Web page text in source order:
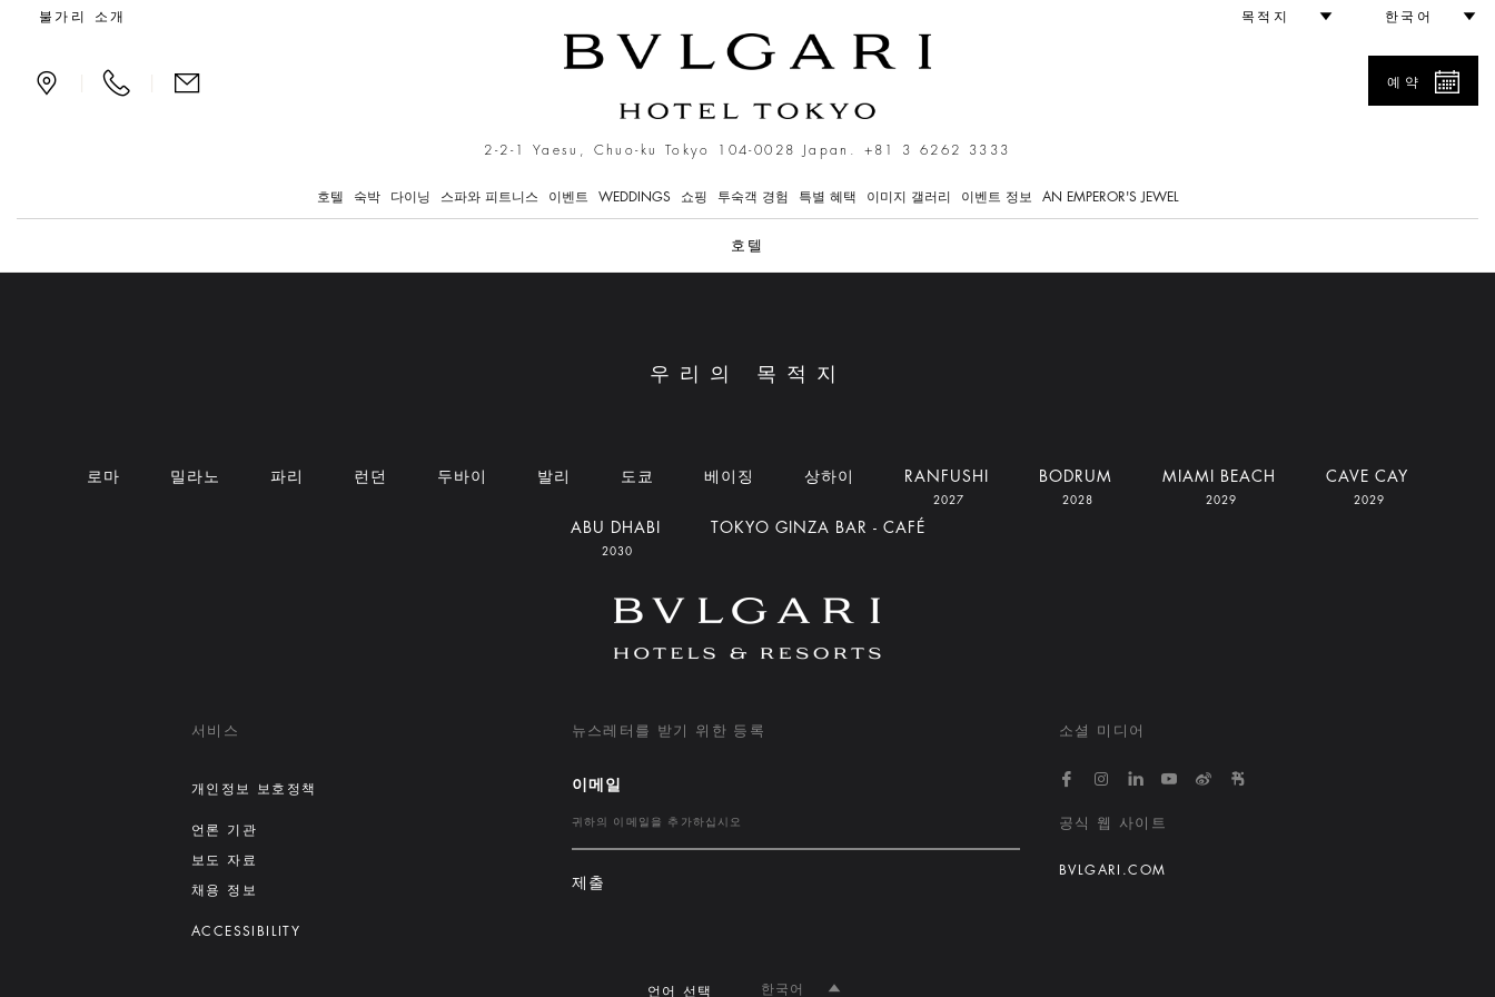
호텔
불가리 소개 목적지 한국어
2-2-1 Yaesu, Chuo-ku Tokyo 104-0028 Japan. +81 3 6262 3333
예약
호텔 숙박 다이닝 스파와 피트니스 이벤트 WEDDINGS 쇼핑 투숙객 경험 특별 혜택 이미지 갤러리 이벤트 정보 AN EMPEROR'S JEWEL
호텔
우리의 목적지
로마 밀라노 파리 런던 두바이 발리 도쿄 베이징 상하이 RANFUSHI
2027
BODRUM
2028
MIAMI BEACH
2029
CAVE CAY
2029
ABU DHABI
2030
TOKYO GINZA BAR - CAFÉ
서비스
개인정보 보호정책
언론 기관
보도 자료
채용 정보
ACCESSIBILITY
뉴스레터를 받기 위한 등록
이메일
제출
소셜 미디어
https://www.facebook.com/
https://www.instagram.com/bvlgarihotels/
https://www.linkedin.com/company/
https://www.youtube.com/
http://weibo.com/bulgarihotels
공식 웹 사이트
BVLGARI.COM
언어 선택 한국어